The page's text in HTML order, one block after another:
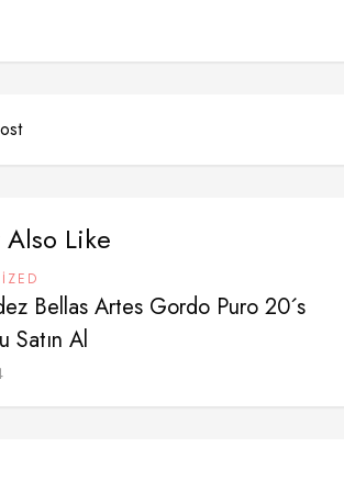
Also Like
Bellas Artes Gordo Puro 20´s
Satın Al